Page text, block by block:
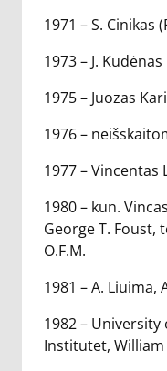
1971 – S. Cinikas
1973 – J. Kudėnas
1975 – Juozas
1976 –
1977 – Vincentas
1980 – kun.
George T. Foust,
O.F.M.
1981 – A. Liuima,
1982 – University
Institutet, William